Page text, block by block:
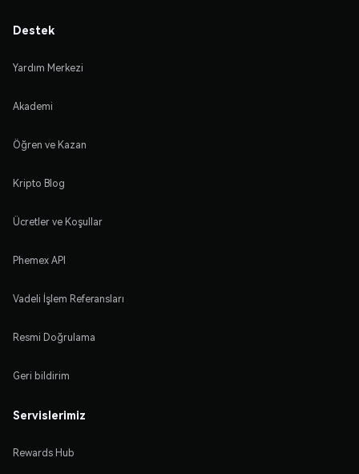
Destek
Yardım Merkezi
Akademi
Öğren ve Kazan
Kripto Blog
Ücretler ve Koşullar
Phemex API
Vadeli İşlem Referansları
Resmi Doğrulama
Geri bildirim
Servislerimiz
Rewards Hub